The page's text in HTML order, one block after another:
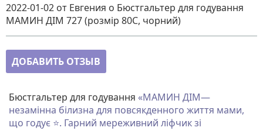
2022-01-02 от Евгения о Бюстгальтер для годування
МАМИН ДІМ 727 (розмір 80C, чорний)
ДОБАВИТЬ ОТЗЫВ
Бюстгальтер для годування «МАМИН ДІМ—
незамінна білизна для повсякденного життя мами,
що годує ⭐. Гарний мереживний ліфчик зі